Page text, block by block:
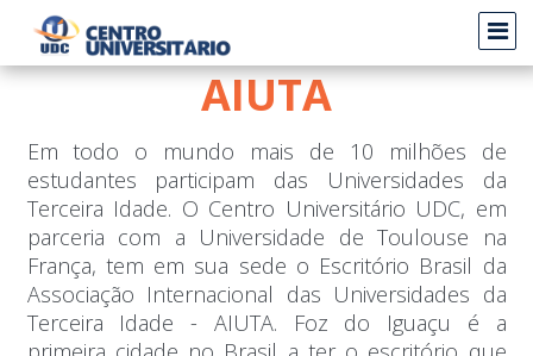
Escritório Brasil da
AIUTA
Em todo o mundo mais de 10 milhões de
estudantes participam das Universidades da
Terceira Idade. O Centro Universitário UDC, em
parceria com a Universidade de Toulouse na
França, tem em sua sede o Escritório Brasil da
Associação Internacional das Universidades da
Terceira Idade - AIUTA. Foz do Iguaçu é a